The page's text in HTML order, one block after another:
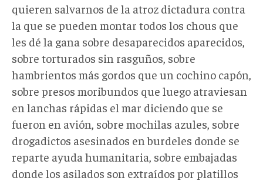
quieren salvarnos de la atroz dictadura contra
la que se pueden montar todos los chous que
les dé la gana sobre desaparecidos aparecidos,
sobre torturados sin rasguños, sobre
hambrientos más gordos que un cochino capón,
sobre presos moribundos que luego atraviesan
en lanchas rápidas el mar diciendo que se
fueron en avión, sobre mochilas azules, sobre
drogadictos asesinados en burdeles donde se
reparte ayuda humanitaria, sobre embajadas
donde los asilados son extraídos por platillos